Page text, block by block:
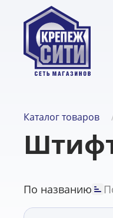
Каталог товаров
По названию